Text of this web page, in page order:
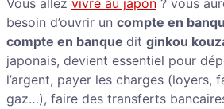
Vous allez vivre au japon ? vous
besoin d’ouvrir un compte en
compte en banque dit ginkou
japonais, devient essentiel pour
l’argent, payer les charges (loyers,
gaz…), faire des transferts